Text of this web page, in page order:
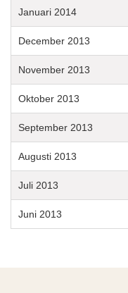
Januari 2014
December 2013
November 2013
Oktober 2013
September 2013
Augusti 2013
Juli 2013
Juni 2013